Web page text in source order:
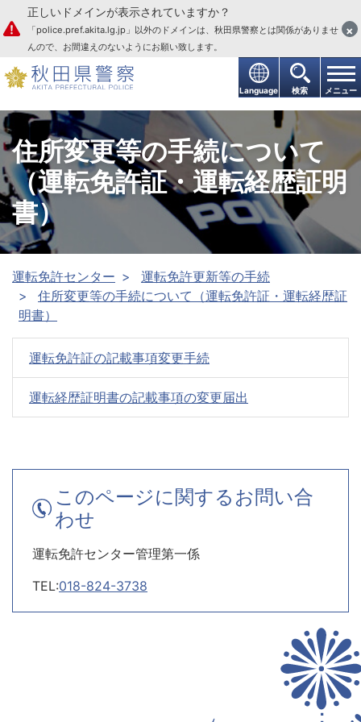
本文へ
Language 検索 メニュー
正しいドメインが表示されていますか？
「police.pref.akita.lg.jp」以外のドメインは、秋田県警察とは関係がありませ
んので、お間違えのないようにお願い致します。
×
住所変更等の手続について
（運転免許証・運転経歴証明
書）
運転免許センター
運転免許更新等の手続
住所変更等の手続について（運転免許証・運転経歴証
明書）
運転免許証の記載事項変更手続
運転経歴証明書の記載事項の変更届出
このページに関するお問い合
わせ
運転免許センター管理第一係
TEL:018-824-3738